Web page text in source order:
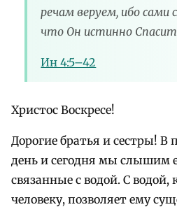
речам веруем, ибо сами
что Он истинно
Ин 4:5–42
Христос Воскресе!
Дорогие братья и сестры!
день и сегодня мы слышим
связанные с водой. С водой,
человеку, позволяет ему